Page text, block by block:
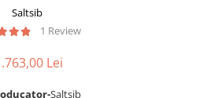
Saltsib
1 Review
Lei
Saltsib